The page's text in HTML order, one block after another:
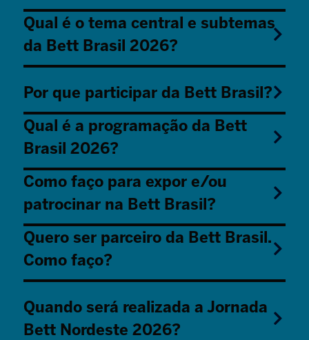
Qual é o tema central e subtemas
da Bett Brasil 2026?
Por que participar da Bett Brasil?
Qual é a programação da Bett
Brasil 2026?
Como faço para expor e/ou
patrocinar na Bett Brasil?
Quero ser parceiro da Bett Brasil.
Como faço?
Quando será realizada a Jornada
Bett Nordeste 2026?